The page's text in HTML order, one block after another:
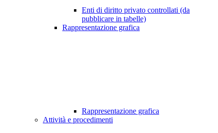
Enti di diritto privato controllati (da
pubblicare in tabelle)
Rappresentazione grafica
Rappresentazione grafica
Attività e procedimenti